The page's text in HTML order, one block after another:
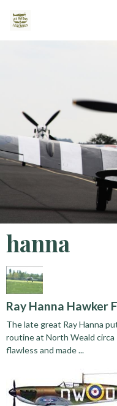
hanna
Ray Hanna Hawker
The late great Ray Hanna
routine at North Weald
flawless and made ...